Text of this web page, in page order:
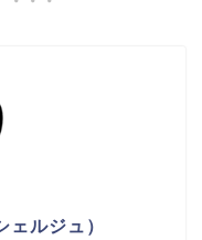
ェルジュ）